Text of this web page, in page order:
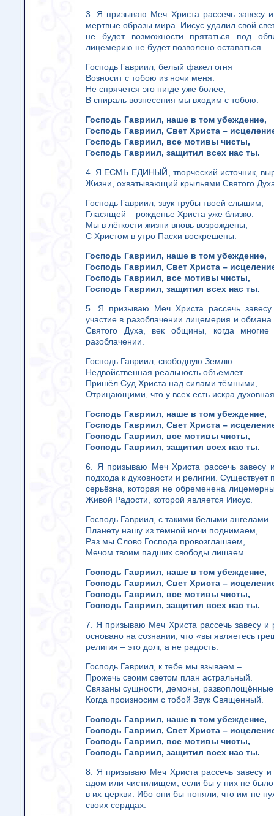
3. Я призываю Меч Христа рассечь завесу
мертвые образы мира. Иисус удалил свой
не будет возможности прятаться под
лицемерию не будет позволено оставаться.
Господь Гавриил, белый факел огня
Возносит с тобою из ночи меня.
Не спрячется эго нигде уже более,
В спираль вознесения мы входим с тобою.
Господь Гавриил, наше в том убеждение,
Господь Гавриил, Свет Христа –
Господь Гавриил, все мотивы чисты,
Господь Гавриил, защитил всех нас ты.
4. Я ЕСМЬ ЕДИНЫЙ, творческий источник,
Жизни, охватывающий крыльями Святого
Господь Гавриил, звук трубы твоей слышим,
Гласящей – рожденье Христа уже близко.
Мы в лёгкости жизни вновь возрождены,
С Христом в утро Пасхи воскрешены.
Господь Гавриил, наше в том убеждение,
Господь Гавриил, Свет Христа –
Господь Гавриил, все мотивы чисты,
Господь Гавриил, защитил всех нас ты.
5. Я призываю Меч Христа рассечь
участие в разоблачении лицемерия и
Святого Духа, век общины, когда
разоблачении.
Господь Гавриил, свободную Землю
Недвойственная реальность объемлет.
Пришёл Суд Христа над силами тёмными,
Отрицающими, что у всех есть искра
Господь Гавриил, наше в том убеждение,
Господь Гавриил, Свет Христа –
Господь Гавриил, все мотивы чисты,
Господь Гавриил, защитил всех нас ты.
6. Я призываю Меч Христа рассечь завесу
подхода к духовности и религии. Существует
серьёзна, которая не обременена
Живой Радости, которой является Иисус.
Господь Гавриил, с такими белыми ангелами
Планету нашу из тёмной ночи поднимаем,
Раз мы Слово Господа провозглашаем,
Мечом твоим падших свободы лишаем.
Господь Гавриил, наше в том убеждение,
Господь Гавриил, Свет Христа –
Господь Гавриил, все мотивы чисты,
Господь Гавриил, защитил всех нас ты.
7. Я призываю Меч Христа рассечь завесу и
основано на сознании, что «вы являетесь
религия – это долг, а не радость.
Господь Гавриил, к тебе мы взываем –
Прожечь своим светом план астральный.
Связаны сущности, демоны,
Когда произносим с тобой Звук Священный.
Господь Гавриил, наше в том убеждение,
Господь Гавриил, Свет Христа –
Господь Гавриил, все мотивы чисты,
Господь Гавриил, защитил всех нас ты.
8. Я призываю Меч Христа рассечь завесу
адом или чистилищем, если бы у них не
в их церкви. Ибо они бы поняли, что им не
своих сердцах.